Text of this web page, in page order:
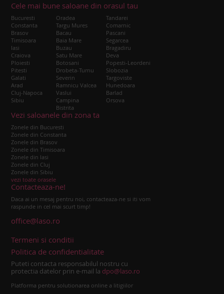
Cele mai bune saloane din orasul tau
Bucuresti
Constanta
Brasov
Timisoara
Iasi
Craiova
Ploiesti
Pitesti
Galati
Arad
Cluj-Napoca
Sibiu
Oradea
Targu Mures
Bacau
Baia Mare
Buzau
Satu Mare
Botosani
Drobeta-Turnu
Severin
Ramnicu Valcea
Vaslui
Campina
Bistrita
Tandarei
Comarnic
Pascani
Segarcea
Bragadiru
Deva
Popesti-Leordeni
Slobozia
Targoviste
Hunedoara
Barlad
Orsova
Vezi saloanele din zona ta
Zonele din Bucuresti
Zonele din Constanta
Zonele din Brasov
Zonele din Timisoara
Zonele din Iasi
Zonele din Cluj
Zonele din Sibiu
vezi toate orasele
Contacteaza-ne!
Daca ai un mesaj pentru noi, contacteaza-ne si iti vom
raspunde in cel mai scurt timp!
office@laso.ro
Termeni si conditii
Politica de confidentialitate
Puteti contacta responsabilul nostru cu
protectia datelor prin e-mail la dpo@laso.ro
Platforma pentru solutionarea online a litigiilor